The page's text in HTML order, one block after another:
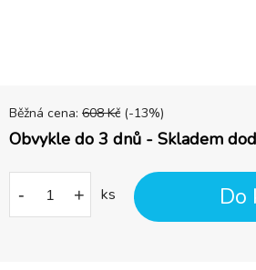
Běžná cena: 608 Kč (-13%)
Obvykle do 3 dnů - Skladem
- + ks Do